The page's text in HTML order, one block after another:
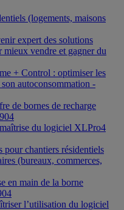
(logements, maisons
expert des solutions
mieux vendre et gagner du
+ Control : optimiser les
autoconsommation -
de bornes de recharge
du logiciel XLPro4
pour chantiers résidentiels
(bureaux, commerces,
en main de la borne
l’utilisation du logiciel